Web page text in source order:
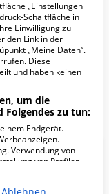
Königslutter
medizinisches
„Einstellungen
Schaltfläche in
Einwilligung zu
den Link in der
„Meine Daten“.
Diese
und haben keinen
um die
Folgendes zu tun:
Endgerät.
Verwendung von
von Profilen
Messung der
Ablehnen